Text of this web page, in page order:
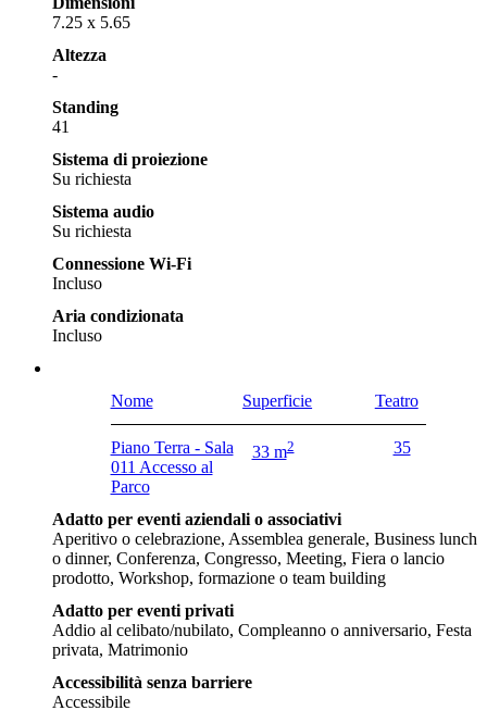
7.25 x 5.65
Altezza
-
Standing
41
Sistema di proiezione
Su richiesta
Sistema audio
Su richiesta
Connessione Wi-Fi
Incluso
Aria condizionata
Incluso
Nome Superficie Teatro
Piano Terra - Sala
011 Accesso al
Parco
33 m2 35
Adatto per eventi aziendali o associativi
Aperitivo o celebrazione, Assemblea generale, Business lunch
o dinner, Conferenza, Congresso, Meeting, Fiera o lancio
prodotto, Workshop, formazione o team building
Adatto per eventi privati
Addio al celibato/nubilato, Compleanno o anniversario, Festa
privata, Matrimonio
Accessibilità senza barriere
Accessibile